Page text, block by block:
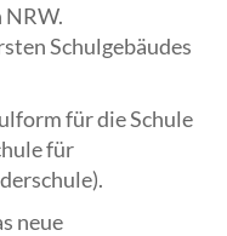
NRW.
Schulgebäudes
für die Schule
für
neue